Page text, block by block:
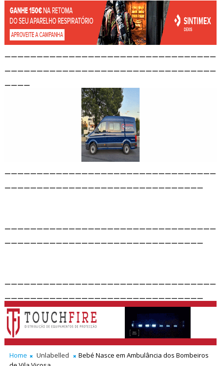
Home Unlabelled
Bebé Nasce em Ambulância dos Bombeiros